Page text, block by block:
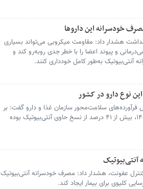
خودسرانه این داروها
هشدار داد: مقاومت میکروبی می‌تواند بسیاری
و پیوند اعضا را با خطر جدی روبه‌رو کند و
به‌طور کامل خودداری کنند.
نوع دارو در کشور
فرآورده‌های سلامت‌محور سازمان غذا و دارو گفت: بر
اساس بررسی نسخ سرپایی سال ۱۴۰۳، بیش از ۴۱ درصد از نسخ حاوی آنتی‌بیوتیک بوده
عفونت، هشدار داد: مصرف خودسرانه آنتی‌بیوتیک
کلیوی برای بیمار ایجاد کند.